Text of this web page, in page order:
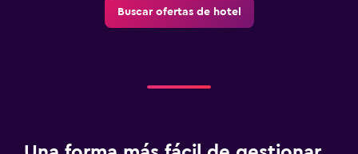
Buscar ofertas de hotel